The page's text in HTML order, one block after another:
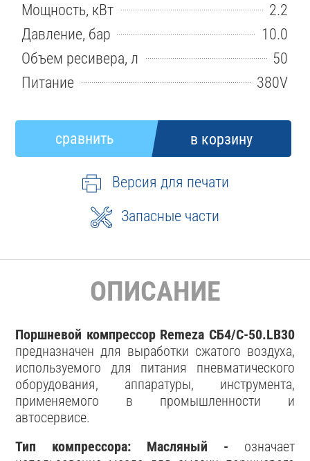
Мощность, кВт
2.2
Давление, бар
10.0
Объем ресивера, л
50
Питание
380V
Версия для печати
Запасные части
ОПИСАНИЕ
Поршневой компрессор Remeza СБ4/С-50.LB30
предназначен для выработки сжатого воздуха,
используемого для питания пневматического
оборудования, аппаратуры, инструмента,
применяемого в промышленности и
автосервисе.
Тип компрессора: Масляный - означает